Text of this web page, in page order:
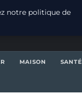
MAISON SANTÉ
notre politique de